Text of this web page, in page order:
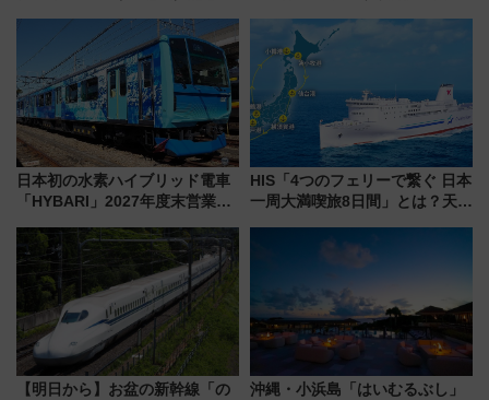
送の目覚まし時計など通販・販
売店舗まとめ
軽に 運行ダイヤ・運賃を解説
日本初の水素ハイブリッド電車
「HYBARI」2027年度末営業運
で水素利活用が加速
HIS「4つのフェリーで繋ぐ 日本
一周大満喫旅8日間」とは？天橋
の絶景＆限定グルメを網羅！煩
【明日から】お盆の新幹線「の
沖縄・小浜島「はいむるぶし」